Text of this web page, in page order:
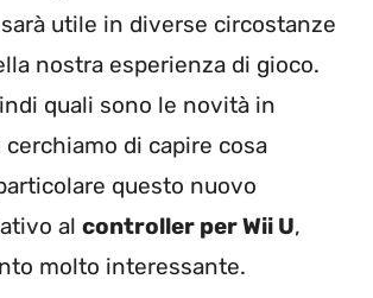
utile in diverse circostanze
nostra esperienza di gioco.
quali sono le novità in
di capire cosa
questo nuovo
al controller per Wii U,
molto interessante.